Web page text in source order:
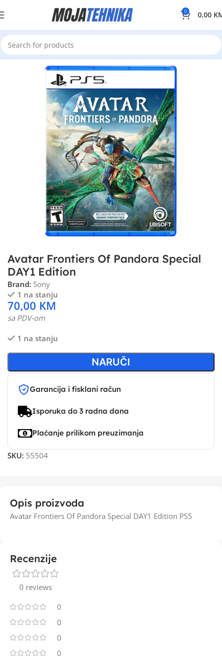
0 0,00
Avatar Frontiers Of Pandora Special
DAY1 Edition
Brand: Sony
1 na stanju
70,00 KM
sa PDV-om
1 na stanju
NARUČI
Garancija i fisklani račun
Isporuka do 3 radna dana
Plaćanje prilikom preuzimanja
SKU: 55504
Opis proizvoda
Avatar Frontiers Of Pandora Special DAY1 Edition PS5
Recenzije
0 reviews
0
0
0
0